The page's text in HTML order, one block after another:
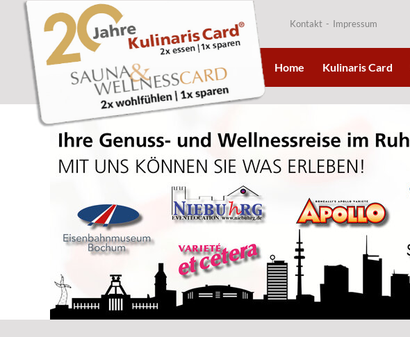
Kontakt Impressum
Home Kulinaris Card